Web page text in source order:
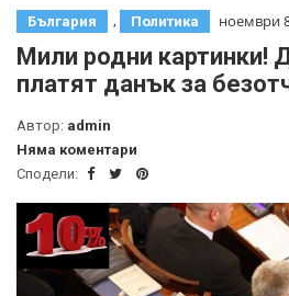
България , Политика ноември
Мили родни картинки!
платят данък за
Автор: admin
Няма коментари
Сподели: